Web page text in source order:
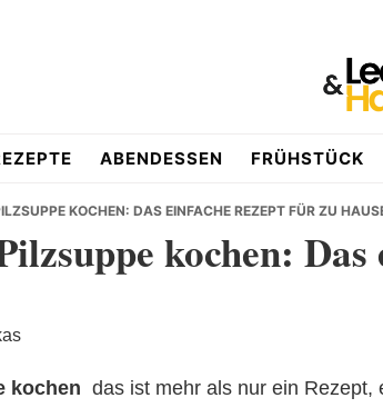
ABENDESSEN FRÜHSTÜCK
KOCHEN: DAS EINFACHE REZEPT FÜR ZU
kochen:
kochen  das ist mehr als nur ein